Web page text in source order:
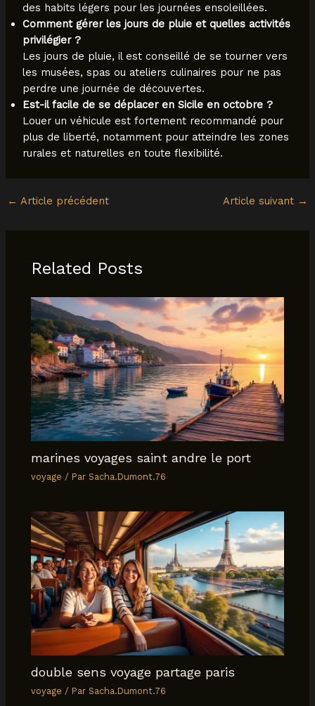
des habits légers pour les journées ensoleillées.
Comment gérer les jours de pluie et quelles activités
privilégier ?
Les jours de pluie, il est conseillé de se tourner vers
les musées, spas ou ateliers culinaires pour ne pas
perdre une journée de découvertes.
Est-il facile de se déplacer en Sicile en octobre ?
Louer un véhicule est fortement recommandé pour
plus de liberté, notamment pour atteindre les zones
rurales et naturelles en toute flexibilité.
← Article précédent Article suivant →
Related Posts
marines voyages saint andre le port
voyage / ParSacha.Dumont.76
double sens voyage partage paris
voyage / ParSacha.Dumont.76